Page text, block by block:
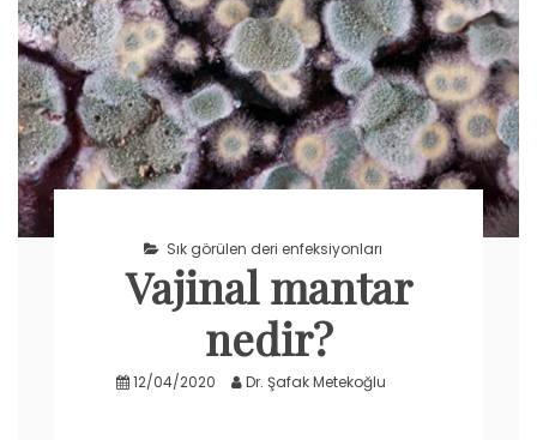
Sık görülen deri enfeksiyonları
Vajinal mantar
nedir?
12/04/2020 Dr. Şafak Metekoğlu